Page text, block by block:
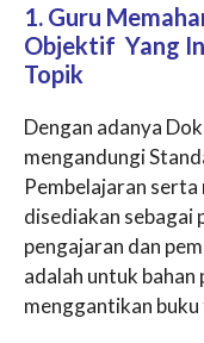
1. Guru
Objektif Yang
Topik
Dengan adanya
mengandungi
Pembelajaran
disediakan sebagai
pengajaran dan
adalah untuk
menggantikan buku